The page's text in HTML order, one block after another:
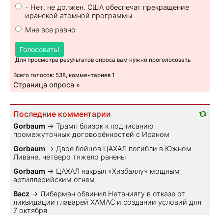
- Нет, не должен. США обеспечат прекращение
иранской атомной программы
Мне все равно
Голосовать!
Для просмотра результатов опроса вам нужно проголосовать
Всего голосов: 538, комментариев 1
Страница опроса »
Последние комментарии
Gorbaum → Трамп близок к подписанию
промежуточных договорённостей с Ираном
Gorbaum → Двое бойцов ЦАХАЛ погибли в Южном
Ливане, четверо тяжело ранены
Gorbaum → ЦАХАЛ накрыл «Хизбаллу» мощным
артиллерийским огнем
Bacz → Либерман обвинил Нетаниягу в отказе от
ликвидации главарей ХАМАС и создании условий для
7 октября